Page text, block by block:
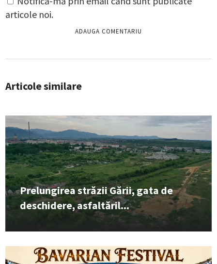
articole noi.
Articole similare
Prelungirea străzii Gării, gata de
deschidere, asfaltăril...